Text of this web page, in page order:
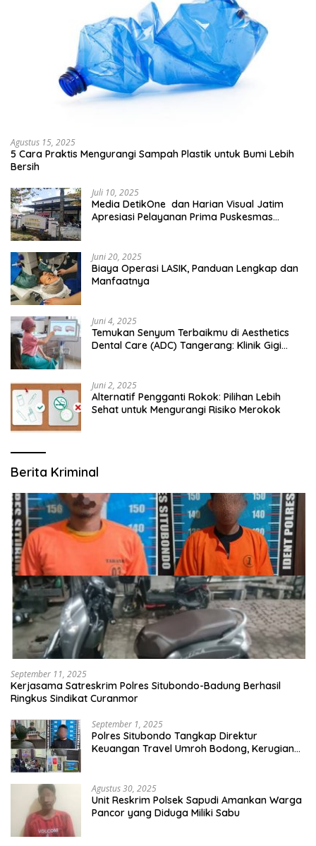
Agustus 15, 2025
5 Cara Praktis Mengurangi Sampah Plastik untuk Bumi Lebih
Bersih
Juli 10, 2025
Media DetikOne dan Harian Visual Jatim
Apresiasi Pelayanan Prima Puskesmas
Juni 20, 2025
Biaya Operasi LASIK, Panduan Lengkap dan
Manfaatnya
Juni 4, 2025
Temukan Senyum Terbaikmu di Aesthetics
Dental Care (ADC) Tangerang: Klinik Gigi
Juni 2, 2025
Alternatif Pengganti Rokok: Pilihan Lebih
Sehat untuk Mengurangi Risiko Merokok
Berita Kriminal
September 11, 2025
Kerjasama Satreskrim Polres Situbondo-Badung Berhasil
Ringkus Sindikat Curanmor
September 1, 2025
Polres Situbondo Tangkap Direktur
Keuangan Travel Umroh Bodong, Kerugian
Agustus 30, 2025
Unit Reskrim Polsek Sapudi Amankan Warga
Pancor yang Diduga Miliki Sabu